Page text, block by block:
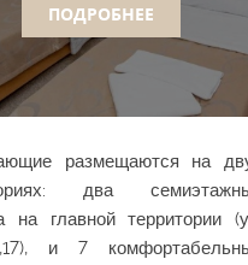
ПОДРОБНЕЕ
размещаются на
два
на главной территории
и 7